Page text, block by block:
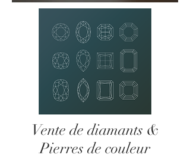
Vente de diamants &
Pierres de couleur